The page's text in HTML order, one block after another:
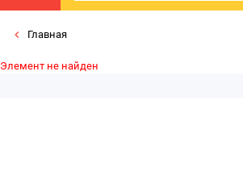
Главная
Элемент не найден